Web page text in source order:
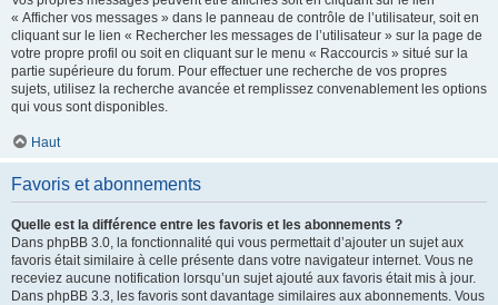
« Afficher vos messages » dans le panneau de contrôle de l’utilisateur, soit en
cliquant sur le lien « Rechercher les messages de l’utilisateur » sur la page de
votre propre profil ou soit en cliquant sur le menu « Raccourcis » situé sur la
partie supérieure du forum. Pour effectuer une recherche de vos propres
sujets, utilisez la recherche avancée et remplissez convenablement les options
qui vous sont disponibles.
Haut
Favoris et abonnements
Quelle est la différence entre les favoris et les abonnements ?
Dans phpBB 3.0, la fonctionnalité qui vous permettait d’ajouter un sujet aux
favoris était similaire à celle présente dans votre navigateur internet. Vous ne
receviez aucune notification lorsqu’un sujet ajouté aux favoris était mis à jour.
Dans phpBB 3.3, les favoris sont davantage similaires aux abonnements. Vous